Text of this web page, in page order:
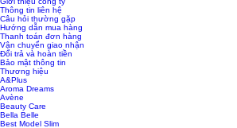
Thông tin liên hệ
Câu hỏi thường gặp
Hướng dẫn mua hàng
Thanh toán đơn hàng
Vận chuyển giao nhận
Đổi trả và hoàn tiền
Bảo mật thông tin
Thương hiệu
A&Plus
Aroma Dreams
Avène
Beauty Care
Bella Belle
Best Model Slim